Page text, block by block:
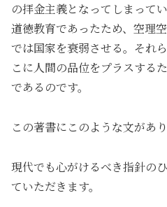
の拝金主義となってしまって
道徳教育であったため、空理
では国家を衰弱させる。それ
こに人間の品位をプラスする
であるのです。
この著書にこのような文があり
現代でも心がけるべき指針の
ていただきます。